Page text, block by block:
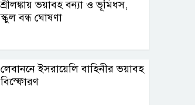
শ্রীলঙ্কায় ভয়াবহ বন্যা ও ভূমিধস,
স্কুল বন্ধ ঘোষণা
লেবাননে ইসরায়েলি বাহিনীর ভয়াবহ
বিস্ফোরণ